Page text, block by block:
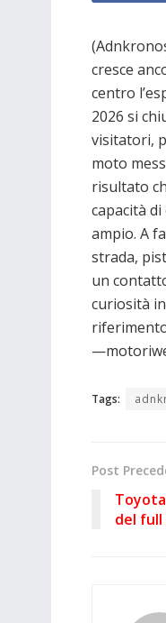
cresce
centro
2026 si
visitatori,
moto
risultato
capacità
ampio. A
strada,
un
curiosità
Tags:
Post
del